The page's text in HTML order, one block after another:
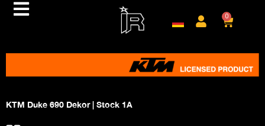
0
KTM Duke 690 Dekor | Stock 1A